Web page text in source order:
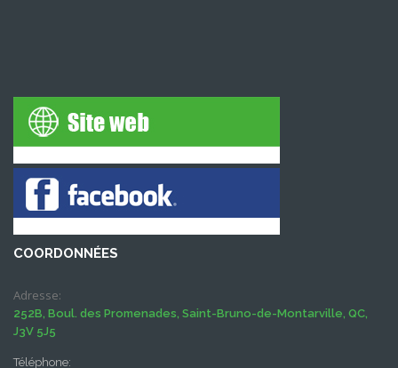
COORDONNÉES
Adresse:
252B, Boul. des Promenades, Saint-Bruno-de-Montarville, QC,
J3V 5J5
Téléphone: